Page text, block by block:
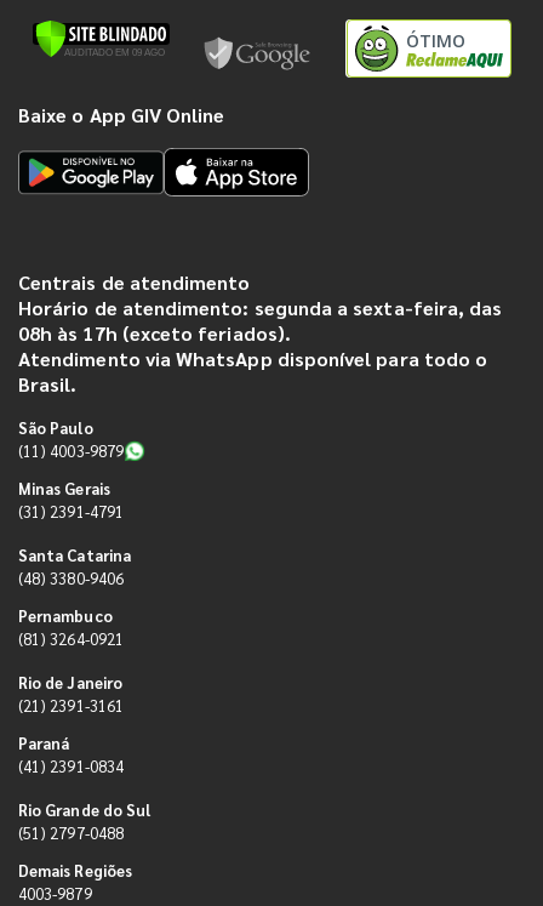
ÓTIMO
Baixe o App GIV Online
Centrais de atendimento
Horário de atendimento: segunda a sexta-feira, das
08h às 17h (exceto feriados).
Atendimento via WhatsApp disponível para todo o
Brasil.
São Paulo
(11) 4003-9879
Minas Gerais
(31) 2391-4791
Santa Catarina
(48) 3380-9406
Pernambuco
(81) 3264-0921
Rio de Janeiro
(21) 2391-3161
Paraná
(41) 2391-0834
Rio Grande do Sul
(51) 2797-0488
Demais Regiões
4003-9879